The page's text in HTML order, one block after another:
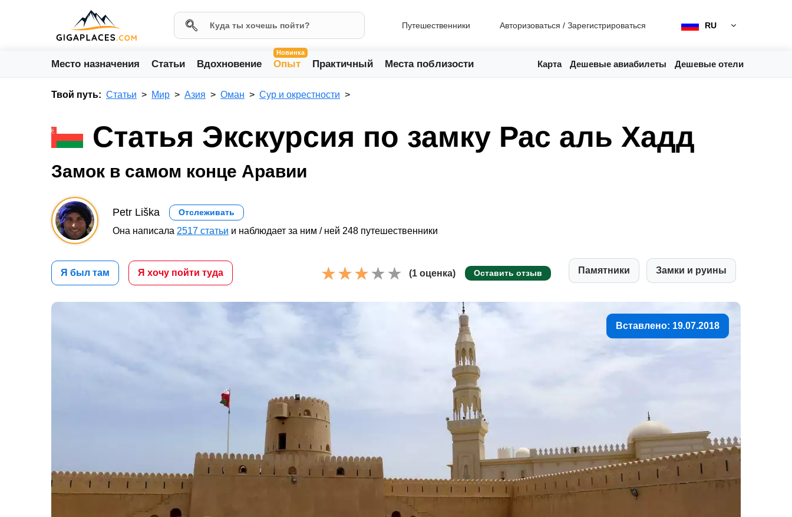
Путешественники Авторизоваться / Зарегистрироваться RU
Место назначения Статьи Вдохновение
Новинка
Опыт Практичный Места поблизости Карта Дешевые авиабилеты Дешевые отели
Твой путь: Статьи Мир Азия Оман Сур и окрестности
Статья Экскурсия по замку Рас аль Хадд
Замок в самом конце Аравии
Petr Liška Отслеживать
Она написала 2517 статьи и наблюдает за ним / ней 248 путешественники
Я был там Я хочу пойти туда (1 оценка) Оставить отзыв Памятники Замки и руины
Вставлено: 19.07.2018